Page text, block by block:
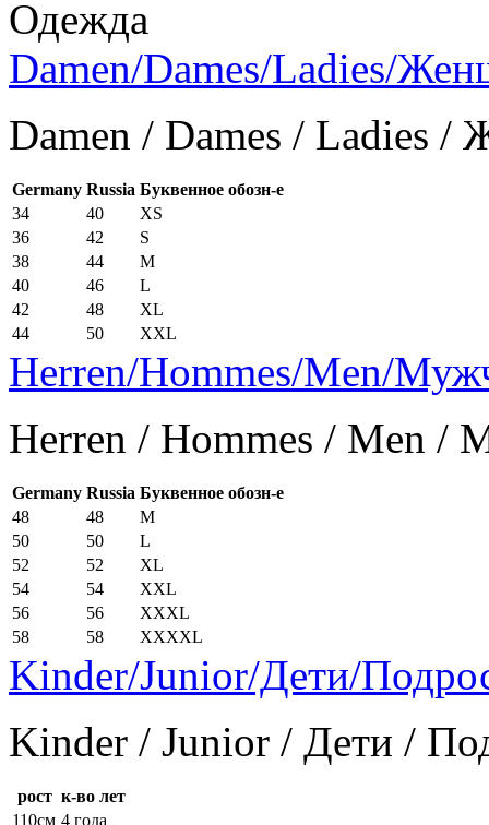
Одежда
Damen/Dames/Ladies/
Damen / Dames / Ladies
Germany Russia Буквенное обозн-е
34
40
XS
36
42
S
38
44
M
40
46
L
42
48
XL
44
50 XXL
Herren/Hommes/Men/
Herren / Hommes / Men /
Germany Russia Буквенное обозн-е
48
48
M
50
50
L
52
52
XL
54
54
XXL
56
56
XXXL
58
58 XXXXL
Kinder/Junior/Дети/
Kinder / Junior / Дети /
рост к-во лет
110см 4 года